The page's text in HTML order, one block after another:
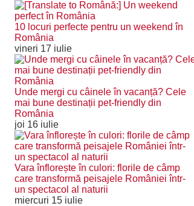
10 locuri perfecte pentru un weekend în
România
vineri 17 iulie
Unde mergi cu câinele în vacanță? Cele
mai bune destinații pet-friendly din
România
joi 16 iulie
Vara înflorește în culori: florile de câmp
care transformă peisajele României într-
un spectacol al naturii
miercuri 15 iulie